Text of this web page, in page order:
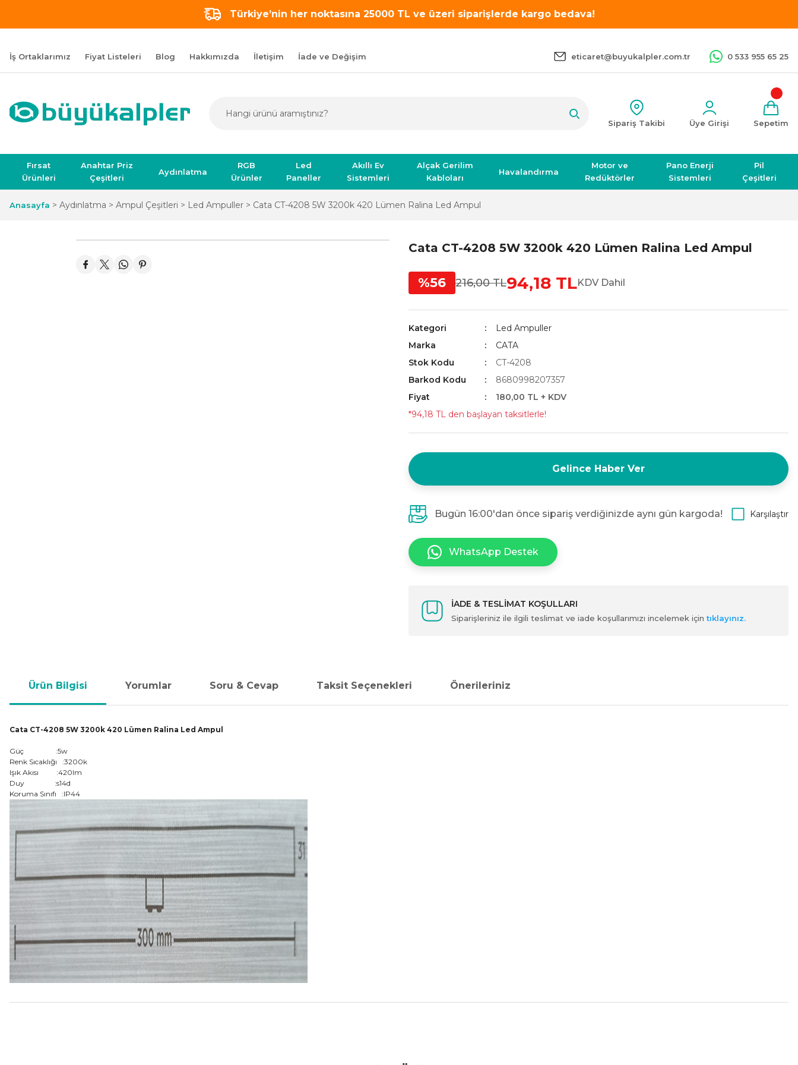
Türkiye’nin her noktasına 25000 TL ve üzeri siparişlerde kargo bedava!
İş Ortaklarımız Fiyat Listeleri Blog Hakkımızda İletişim İade ve Değişim eticaret@buyukalpler.com.tr 0 533 955 65 25
Sipariş Takibi Üye Girişi Sepetim
Fırsat
Ürünleri
Anahtar Priz
Çeşitleri
Aydınlatma
RGB
Ürünler
Led
Paneller
Akıllı Ev
Sistemleri
Alçak Gerilim
Kabloları
Havalandırma
Motor ve
Redüktörler
Pano Enerji
Sistemleri
Pil
Çeşitleri
Anasayfa Aydınlatma Ampul Çeşitleri Led Ampuller Cata CT-4208 5W 3200k 420 Lümen Ralina Led Ampul
Cata CT-4208 5W 3200k 420 Lümen Ralina Led Ampul
%56 216,00 TL94,18 TLKDV Dahil
Kategori
Led Ampuller
Marka
CATA
Stok Kodu
CT-4208
Barkod Kodu
8680998207357
Fiyat
180,00 TL + KDV
*94,18 TL den başlayan taksitlerle!
Gelince Haber Ver
Bugün 16:00'dan önce sipariş verdiğinizde aynı gün kargoda! Karşılaştır
WhatsApp Destek
İADE & TESLİMAT KOŞULLARI
Siparişleriniz ile ilgili teslimat ve iade koşullarımızı incelemek içintıklayınız.
Ürün Bilgisi Yorumlar Soru & Cevap Taksit Seçenekleri Önerileriniz
Cata CT-4208 5W 3200k 420 Lümen Ralina Led Ampul
Güç :5w
Renk Sıcaklığı :3200k
Işık Akısı :420lm
Duy :s14d
Koruma Sınıfı :IP44